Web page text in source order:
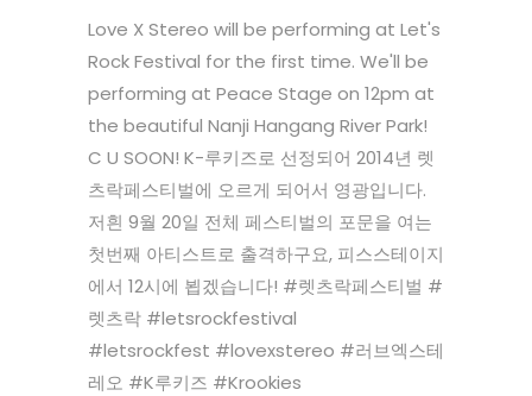
Love X Stereo will be performing at Let's
Rock Festival for the first time. We'll be
performing at Peace Stage on 12pm at
the beautiful Nanji Hangang River Park!
C U SOON! K-루키즈로 선정되어 2014년 렛
츠락페스티벌에 오르게 되어서 영광입니다.
저흰 9월 20일 전체 페스티벌의 포문을 여는
첫번째 아티스트로 출격하구요, 피스스테이지
에서 12시에 뵙겠습니다! #렛츠락페스티벌 #
렛츠락 #letsrockfestival
#letsrockfest #lovexstereo #러브엑스테
레오 #K루키즈 #Krookies